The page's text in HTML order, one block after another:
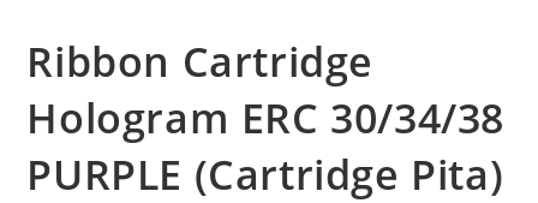
Ribbon Cartridge
Hologram ERC 30/34/38
PURPLE (Cartridge Pita)